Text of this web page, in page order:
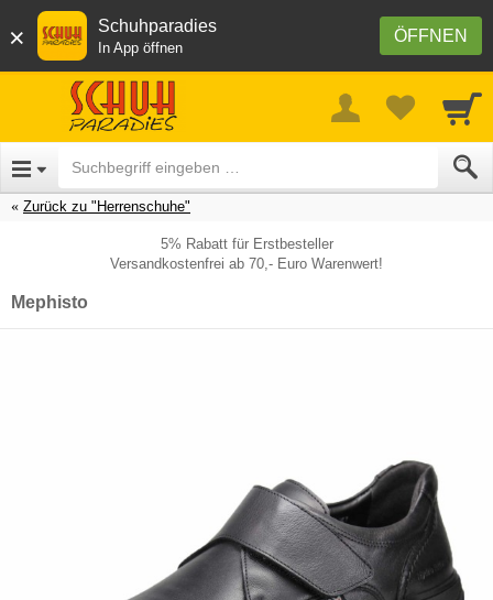
× ÖFFNEN
Schuhparadies
In App öffnen
Zurück zu "Herrenschuhe"
5% Rabatt für Erstbesteller
Versandkostenfrei ab 70,- Euro Warenwert!
Mephisto